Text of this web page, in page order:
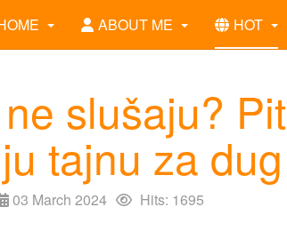
ABOUT ME HOT
slušaju?
tajnu za
03 March 2024 Hits: 1695